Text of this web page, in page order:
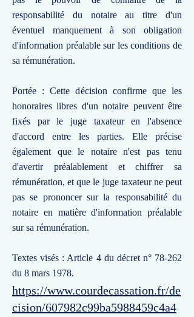
responsabilité du notaire au titre d'un
éventuel manquement à son obligation
d'information préalable sur les conditions de
sa rémunération.
Portée : Cette décision confirme que les
honoraires libres d'un notaire peuvent être
fixés par le juge taxateur en l'absence
d'accord entre les parties. Elle précise
également que le notaire n'est pas tenu
d'avertir préalablement et chiffrer sa
rémunération, et que le juge taxateur ne peut
pas se prononcer sur la responsabilité du
notaire en matière d'information préalable
sur sa rémunération.
Textes visés : Article 4 du décret n° 78-262
du 8 mars 1978.
https://www.courdecassation.fr/de
cision/607982c99ba5988459c4a4